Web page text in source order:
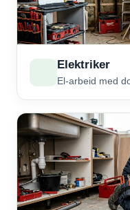
Elektriker
El-arbeid med